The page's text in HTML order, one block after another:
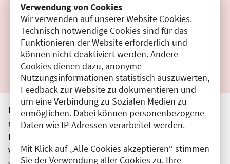
Verwendung von Cookies
Wir verwenden auf unserer Website Cookies.
Technisch notwendige Cookies sind für das
Funktionieren der Website erforderlich und
können nicht deaktiviert werden. Andere
Cookies dienen dazu, anonyme
Nutzungsinformationen statistisch auszuwerten,
Feedback zur Website zu dokumentieren und
um eine Verbindung zu Sozialen Medien zu
ermöglichen. Dabei können personenbezogene
Daten wie IP-Adressen verarbeitet werden.
Mit Klick auf „Alle Cookies akzeptieren“ stimmen
Sie der Verwendung aller Cookies zu. Ihre
Filter zurücksetzen
Ergebnisse drucken
Die hier aufgeführten Veranstaltungen entsprechen
den unmittelbar vom Veranstalter getätigten Angaben.
Die Ärztekammer Berlin übernimmt keine
Verantwortung für den Inhalt, die Haftung obliegt dem